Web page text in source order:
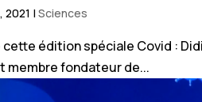
2021 |Sciences
édition spéciale Covid :
membre fondateur de...